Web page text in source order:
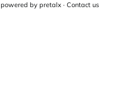
powered by pretalx· Contact us